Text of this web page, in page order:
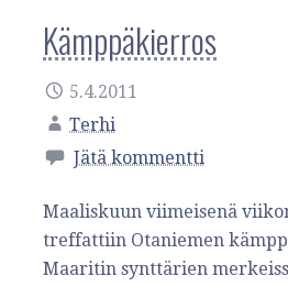
Kämppäkierros
5.4.2011
Terhi
Jätä kommentti
Maaliskuun viimeisenä
treffattiin Otaniemen
Maaritin synttärien